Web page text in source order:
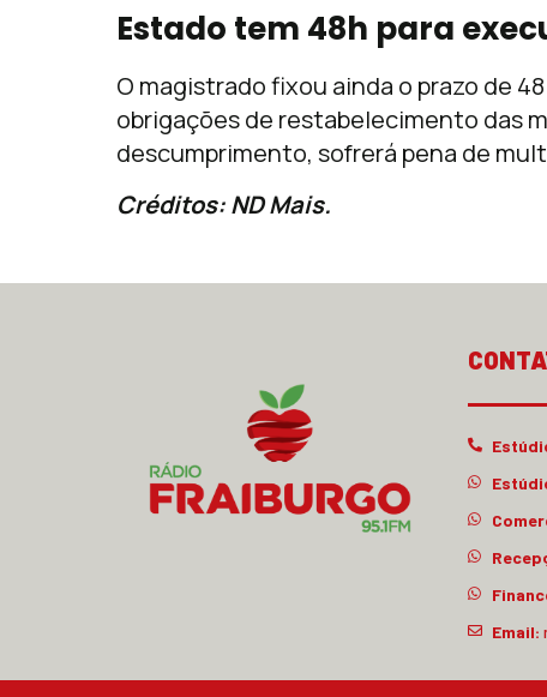
Estado tem 48h para
O magistrado fixou ainda o prazo de
obrigações de restabelecimento das
descumprimento, sofrerá pena de
Créditos: ND Mais.
Email: